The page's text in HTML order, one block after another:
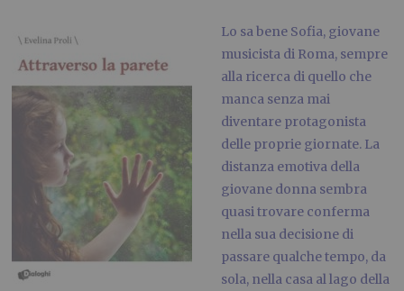
Lo sa bene Sofia, giovane
musicista di Roma, sempre
alla ricerca di quello che
manca senza mai
diventare protagonista
delle proprie giornate. La
distanza emotiva della
giovane donna sembra
quasi trovare conferma
nella sua decisione di
passare qualche tempo, da
sola, nella casa al lago della